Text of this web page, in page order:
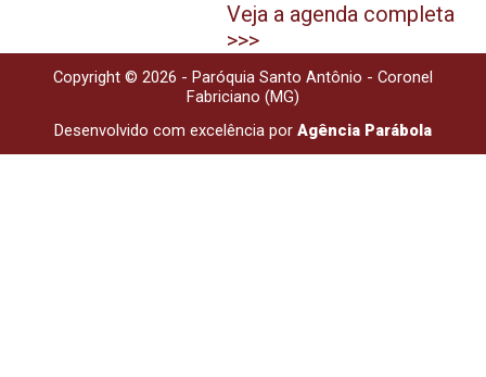
Veja a agenda completa
>>>
Copyright © 2026 - Paróquia Santo Antônio - Coronel
Fabriciano (MG)
Desenvolvido com excelência por Agência Parábola